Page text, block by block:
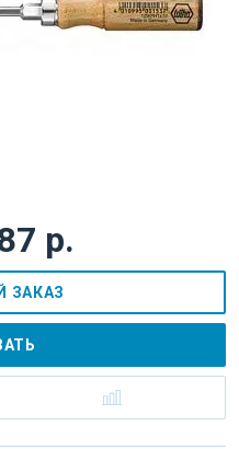
р.
ЗАКАЗ